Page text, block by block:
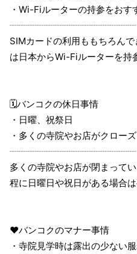
・Wi-Fiルーターの持参をおす
┈┈┈┈┈┈┈┈┈┈┈┈┈┈
SIMカードの利用ももちろん
は日本からWi-Fiルーターを持
🗓バンコクの休日事情
・日曜、祝祭日
・多くの寺院やお店がクローズ
┈┈┈┈┈┈┈┈┈┈┈┈┈┈
多くの寺院やお店が閉まって
程に日曜日や祝日がある場合は
❤️バンコクのマナー事情
・寺院見学時は露出の少ない